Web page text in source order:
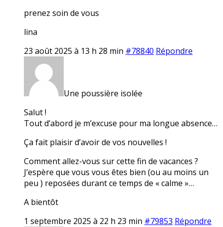
prenez soin de vous
lina
23 août 2025 à 13 h 28 min #78840 Répondre
Une poussière isolée
Salut !
Tout d’abord je m’excuse pour ma longue absence…
Ça fait plaisir d’avoir de vos nouvelles !
Comment allez-vous sur cette fin de vacances ?
J’espère que vous vous êtes bien (ou au moins un
peu ) reposées durant ce temps de « calme »…
A bientôt
1 septembre 2025 à 22 h 23 min #79853 Répondre